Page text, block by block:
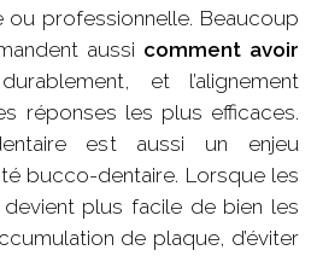
ou professionnelle. Beaucoup
aussi comment avoir
et l’alignement
réponses les plus efficaces.
est aussi un enjeu
bucco-dentaire. Lorsque les
plus facile de bien les
de plaque, d’éviter